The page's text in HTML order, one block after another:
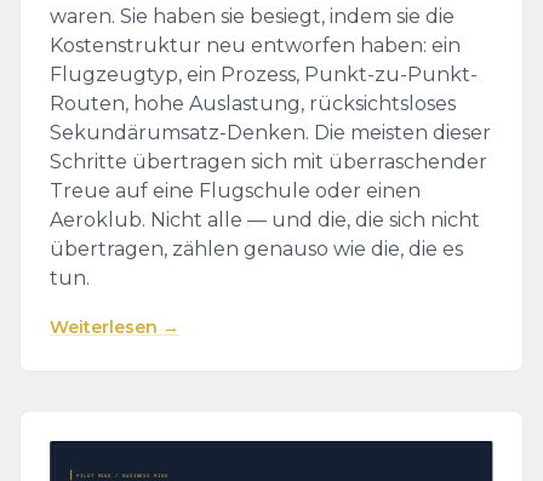
waren. Sie haben sie besiegt, indem sie die
Kostenstruktur neu entworfen haben: ein
Flugzeugtyp, ein Prozess, Punkt-zu-Punkt-
Routen, hohe Auslastung, rücksichtsloses
Sekundärumsatz-Denken. Die meisten dieser
Schritte übertragen sich mit überraschender
Treue auf eine Flugschule oder einen
Aeroklub. Nicht alle — und die, die sich nicht
übertragen, zählen genauso wie die, die es
tun.
Weiterlesen →